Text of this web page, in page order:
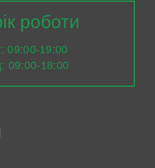
роботи
09:00-19:00
09:00-18:00